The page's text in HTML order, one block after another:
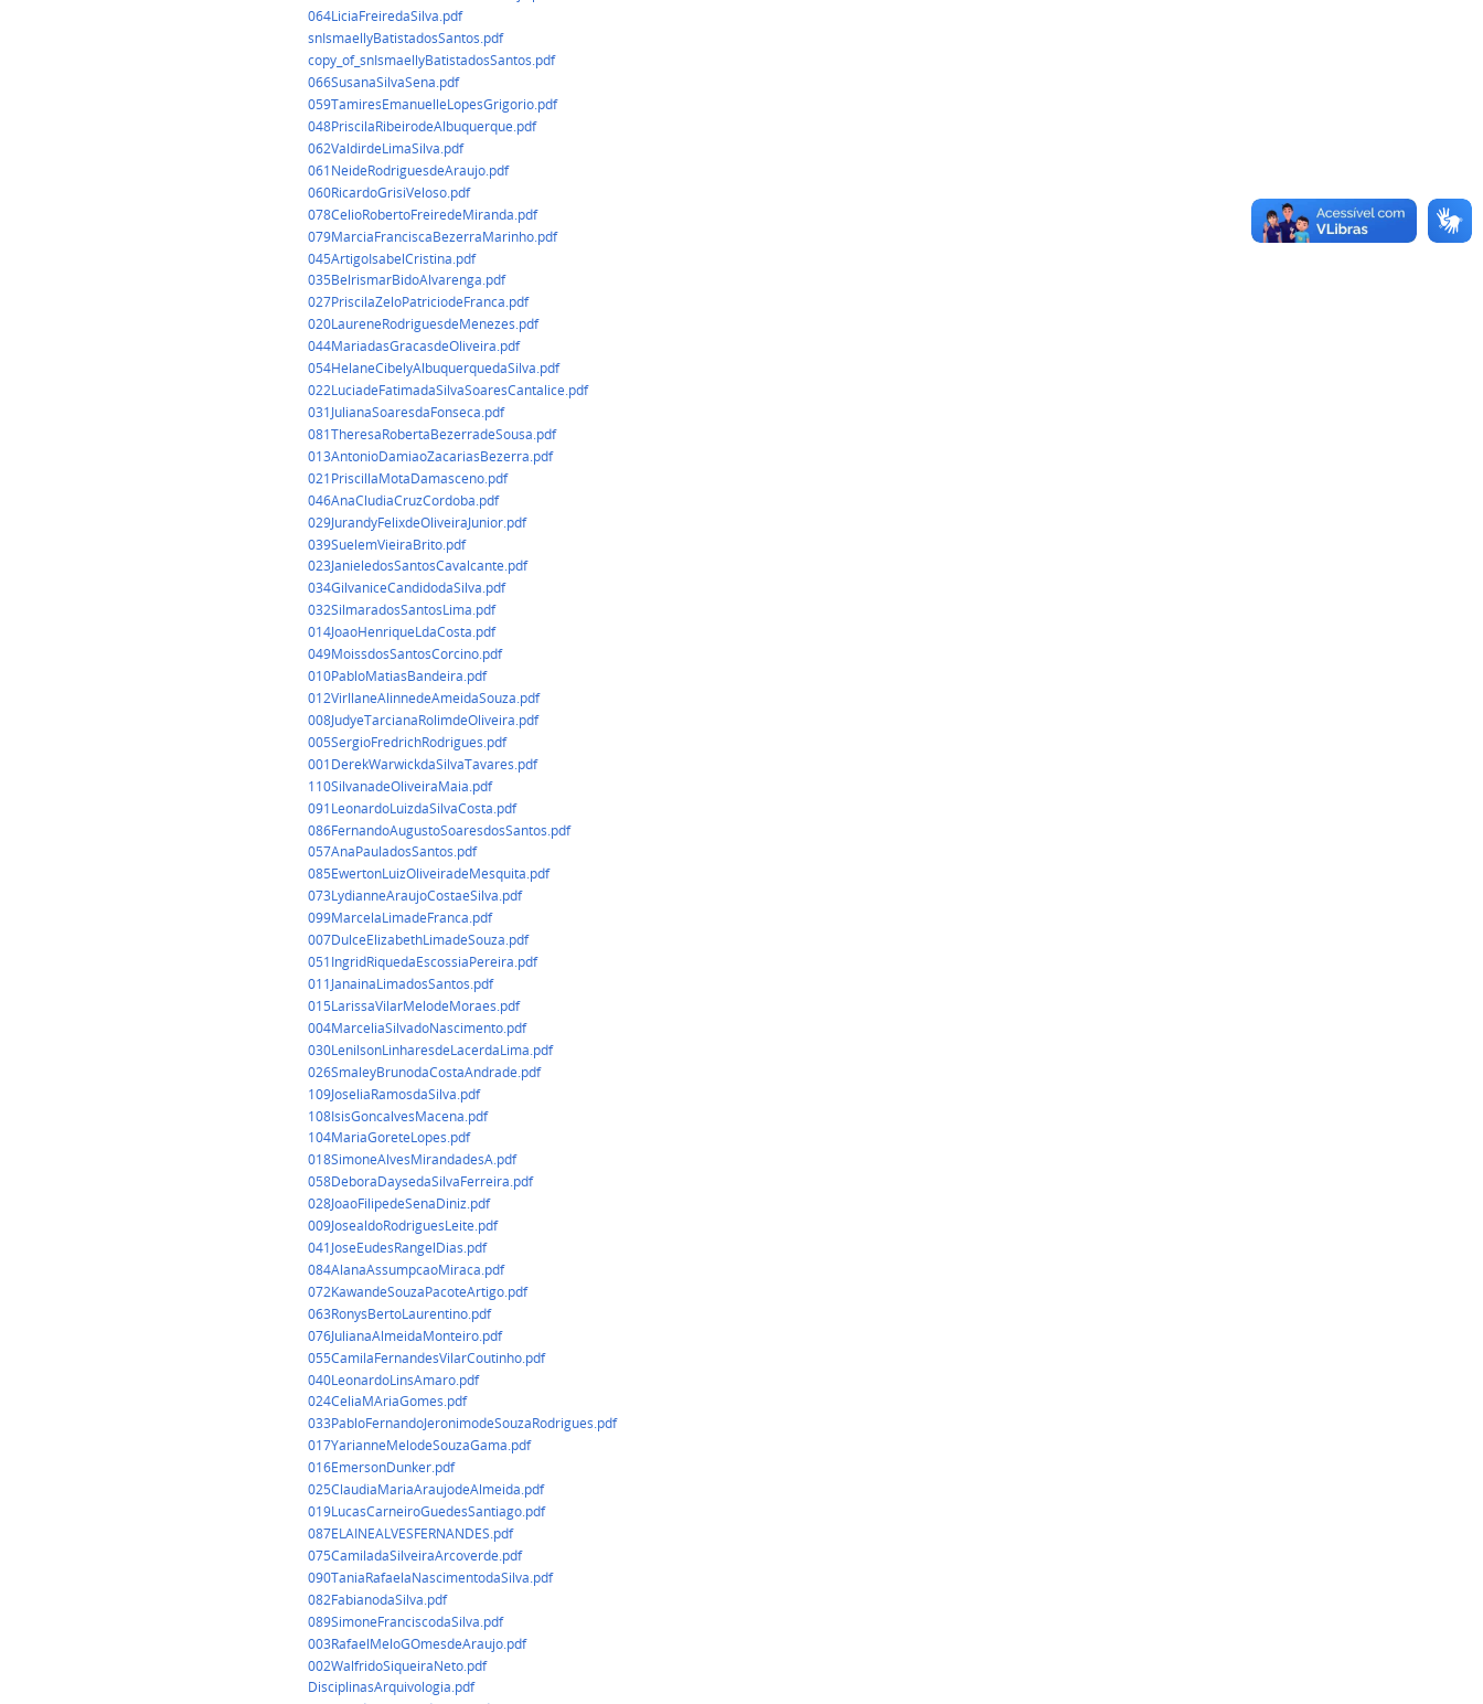
064LiciaFreiredaSilva.pdf
snIsmaellyBatistadosSantos.pdf
copy_of_snIsmaellyBatistadosSantos.pdf
066SusanaSilvaSena.pdf
059TamiresEmanuelleLopesGrigorio.pdf
048PriscilaRibeirodeAlbuquerque.pdf
062ValdirdeLimaSilva.pdf
061NeideRodriguesdeAraujo.pdf
060RicardoGrisiVeloso.pdf
078CelioRobertoFreiredeMiranda.pdf
079MarciaFranciscaBezerraMarinho.pdf
045ArtigoIsabelCristina.pdf
035BelrismarBidoAlvarenga.pdf
027PriscilaZeloPatriciodeFranca.pdf
020LaureneRodriguesdeMenezes.pdf
044MariadasGracasdeOliveira.pdf
054HelaneCibelyAlbuquerquedaSilva.pdf
022LuciadeFatimadaSilvaSoaresCantalice.pdf
031JulianaSoaresdaFonseca.pdf
081TheresaRobertaBezerradeSousa.pdf
013AntonioDamiaoZacariasBezerra.pdf
021PriscillaMotaDamasceno.pdf
046AnaCludiaCruzCordoba.pdf
029JurandyFelixdeOliveiraJunior.pdf
039SuelemVieiraBrito.pdf
023JanieledosSantosCavalcante.pdf
034GilvaniceCandidodaSilva.pdf
032SilmaradosSantosLima.pdf
014JoaoHenriqueLdaCosta.pdf
049MoissdosSantosCorcino.pdf
010PabloMatiasBandeira.pdf
012VirllaneAlinnedeAmeidaSouza.pdf
008JudyeTarcianaRolimdeOliveira.pdf
005SergioFredrichRodrigues.pdf
001DerekWarwickdaSilvaTavares.pdf
110SilvanadeOliveiraMaia.pdf
091LeonardoLuizdaSilvaCosta.pdf
086FernandoAugustoSoaresdosSantos.pdf
057AnaPauladosSantos.pdf
085EwertonLuizOliveiradeMesquita.pdf
073LydianneAraujoCostaeSilva.pdf
099MarcelaLimadeFranca.pdf
007DulceElizabethLimadeSouza.pdf
051IngridRiquedaEscossiaPereira.pdf
011JanainaLimadosSantos.pdf
015LarissaVilarMelodeMoraes.pdf
004MarceliaSilvadoNascimento.pdf
030LenilsonLinharesdeLacerdaLima.pdf
026SmaleyBrunodaCostaAndrade.pdf
109JoseliaRamosdaSilva.pdf
108IsisGoncalvesMacena.pdf
104MariaGoreteLopes.pdf
018SimoneAlvesMirandadesA.pdf
058DeboraDaysedaSilvaFerreira.pdf
028JoaoFilipedeSenaDiniz.pdf
009JosealdoRodriguesLeite.pdf
041JoseEudesRangelDias.pdf
084AlanaAssumpcaoMiraca.pdf
072KawandeSouzaPacoteArtigo.pdf
063RonysBertoLaurentino.pdf
076JulianaAlmeidaMonteiro.pdf
055CamilaFernandesVilarCoutinho.pdf
040LeonardoLinsAmaro.pdf
024CeliaMAriaGomes.pdf
033PabloFernandoJeronimodeSouzaRodrigues.pdf
017YarianneMelodeSouzaGama.pdf
016EmersonDunker.pdf
025ClaudiaMariaAraujodeAlmeida.pdf
019LucasCarneiroGuedesSantiago.pdf
087ELAINEALVESFERNANDES.pdf
075CamiladaSilveiraArcoverde.pdf
090TaniaRafaelaNascimentodaSilva.pdf
082FabianodaSilva.pdf
089SimoneFranciscodaSilva.pdf
003RafaelMeloGOmesdeAraujo.pdf
002WalfridoSiqueiraNeto.pdf
DisciplinasArquivologia.pdf